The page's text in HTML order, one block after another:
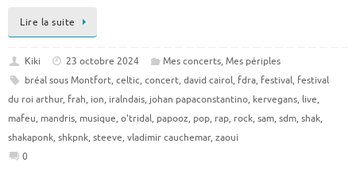
Lire la suite
Kiki 23 octobre 2024 Mes concerts, Mes périples
bréal sous Montfort, celtic, concert, david cairol, fdra, festival, festival
du roi arthur, frah, ion, iralndais, johan papaconstantino, kervegans, live,
mafeu, mandris, musique, o'tridal, papooz, pop, rap, rock, sam, sdm, shak,
shakaponk, shkpnk, steeve, vladimir cauchemar, zaoui
0